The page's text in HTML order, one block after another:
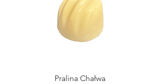
Pralina Chałwa